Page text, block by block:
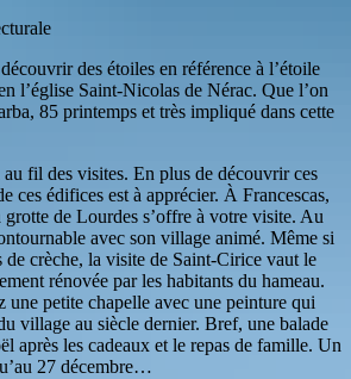
des étoiles en référence à l’étoile
l’église Saint-Nicolas de Nérac. Que l’on
85 printemps et très impliqué dans cette
fil des visites. En plus de découvrir ces
ces édifices est à apprécier. À Francescas,
de Lourdes s’offre à votre visite. Au
avec son village animé. Même si
de crèche, la visite de Saint-Cirice vaut le
rénovée par les habitants du hameau.
petite chapelle avec une peinture qui
village au siècle dernier. Bref, une balade
après les cadeaux et le repas de famille. Un
27 décembre…